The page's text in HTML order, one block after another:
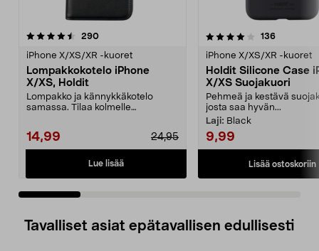
290arvostelut
iPhone X/XS/XR -kuoret
Lompakkokotelo iPhone
X/XS, Holdit
Lompakko ja kännykkäkotelo
samassa. Tilaa kolmelle
14,99 24,95
Lue lisää
4.0 viidestä
136arvostelut
iPhone X/XS/XR -kuoret
Holdit Silicone Case
X/XS Suojakuori
Pehmeä ja kestävä
josta saa hyvän...
Laji: Black
9,99
Lisää ostoskoriin
4.5 viidestä
Tavalliset asiat epätavallisen edullisesti